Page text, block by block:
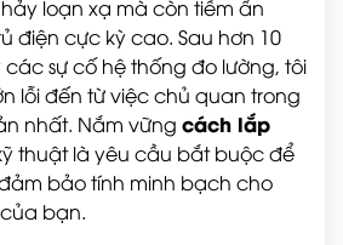
loạn xạ mà còn tiềm ẩn
điện cực kỳ cao. Sau hơn 10
các sự cố hệ thống đo lường, tôi
lỗi đến từ việc chủ quan trong
nhất. Nắm vững cách lắp
thuật là yêu cầu bắt buộc để
bảo tính minh bạch cho
bạn.